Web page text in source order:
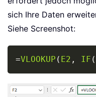
sich Ihre Daten
Siehe Screenshot:
=VLOOKUP ( E2 , IF (